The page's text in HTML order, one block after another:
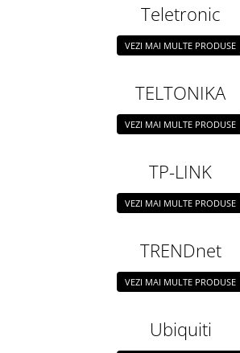
Teletronic
VEZI MAI MULTE PRODUSE
TELTONIKA
VEZI MAI MULTE PRODUSE
TP-LINK
VEZI MAI MULTE PRODUSE
TRENDnet
VEZI MAI MULTE PRODUSE
Ubiquiti